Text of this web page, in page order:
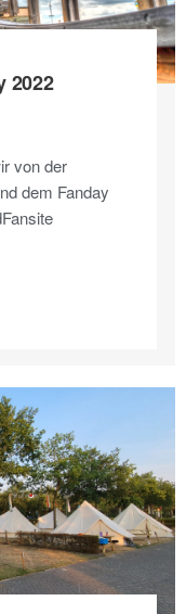
2022
von der
dem Fanday